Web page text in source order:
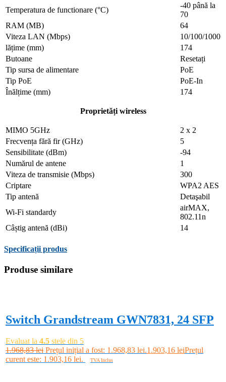
Temperatura de functionare (°C)
-40 până la
70
RAM (MB)
64
Viteza LAN (Mbps)
10/100/1000
lățime (mm)
174
Butoane
Resetați
Tip sursa de alimentare
PoE
Tip PoE
PoE-In
Înălțime (mm)
174
Proprietăți wireless
MIMO 5GHz
2 x 2
Frecvența fără fir (GHz)
5
Sensibilitate (dBm)
-94
Numărul de antene
1
Viteza de transmisie (Mbps)
300
Criptare
WPA2 AES
Tip antenă
Detaşabil
Wi-Fi standardy
airMAX,
802.11n
Câștig antenă (dBi)
14
Specificații produs
Produse similare
Switch Grandstream GWN7831, 24 SFP
Evaluat la 4.5 stele din 5
1.968,83lei Prețul inițial a fost: 1.968,83 lei.1.903,16 leiPrețul
curent este: 1.903,16 lei.
TVA Inclus